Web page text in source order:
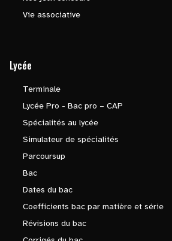
Vie associative
Lycée
Terminale
Lycée Pro - Bac pro – CAP
Spécialités au lycée
Simulateur de spécialités
Parcoursup
Bac
Dates du bac
Coefficients bac par matière et série
Révisions du bac